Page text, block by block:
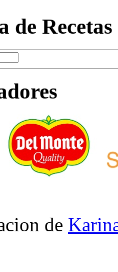
de Recetas
de